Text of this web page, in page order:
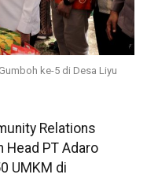
ke-5 di Desa Liyu
Relations
Head PT Adaro
UMKM di